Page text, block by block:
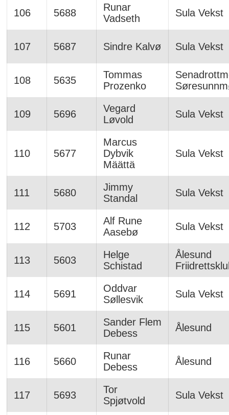
106 5688
Runar
Vadseth
Sula Vekst
107 5687 Sindre Kalvø Sula Vekst
108 5635
Tommas
Prozenko
109 5696
Vegard
Løvold
Sula Vekst
110 5677
Marcus
Dybvik
Määttä
Sula Vekst
111 5680
Jimmy
Standal
Sula Vekst
112 5703
Alf Rune
Aasebø
Sula Vekst
113 5603
Helge
Schistad
Ålesund
114 5691
Oddvar
Søllesvik
Sula Vekst
115 5601
Sander Flem
Debess
Ålesund
116 5660
Runar
Debess
Ålesund
117 5693
Tor
Spjøtvold
Sula Vekst